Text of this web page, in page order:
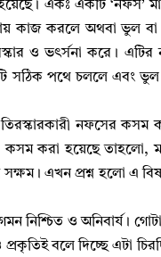
। একঃ একটি ‘নফস’
কাজ করলে অথবা ভুল বা
ও ভৎর্সনা করে । এটির
সঠিক পথে চললে এবং
নফসের কসম
কসম করা হয়েছে তাহলো,
সক্ষম। এখন প্রশ্ন হলো এ
নিশ্চিত ও অনিবার্য ।
প্রকৃতিই বলে দিচ্ছে এটা